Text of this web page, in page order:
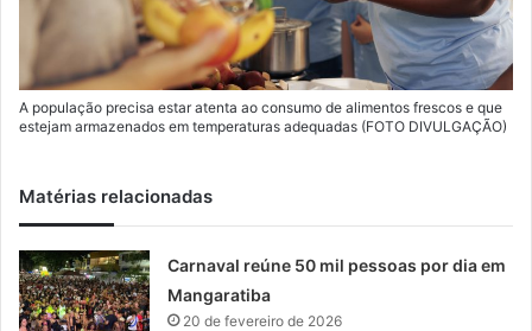
A população precisa estar atenta ao consumo de alimentos frescos e que
estejam armazenados em temperaturas adequadas (FOTO DIVULGAÇÃO)
Matérias relacionadas
Carnaval reúne 50 mil pessoas por dia em
Mangaratiba
20 de fevereiro de 2026